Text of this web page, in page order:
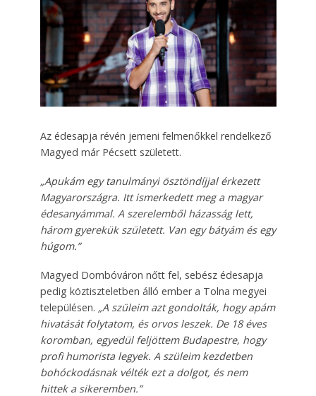
Az édesapja révén jemeni felmenőkkel rendelkező
Magyed már Pécsett született.
„Apukám egy tanulmányi ösztöndíjjal érkezett
Magyarországra. Itt ismerkedett meg a magyar
édesanyámmal. A szerelemből házasság lett,
három gyerekük született. Van egy bátyám és egy
húgom.”
Magyed Dombóváron nőtt fel, sebész édesapja
pedig köztiszteletben álló ember a Tolna megyei
településen. „A szüleim azt gondolták, hogy apám
hivatását folytatom, és orvos leszek. De 18 éves
koromban, egyedül feljöttem Budapestre, hogy
profi humorista legyek. A szüleim kezdetben
bohóckodásnak vélték ezt a dolgot, és nem
hittek a sikeremben.”